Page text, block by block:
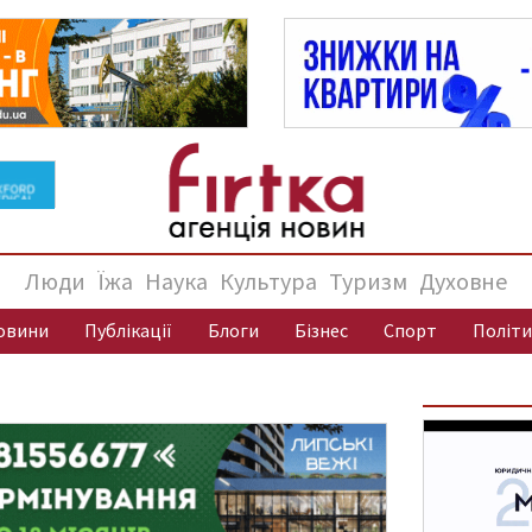
Люди Їжа Наука Культура Туризм Духовне
Публікації Блоги Бізнес Спорт